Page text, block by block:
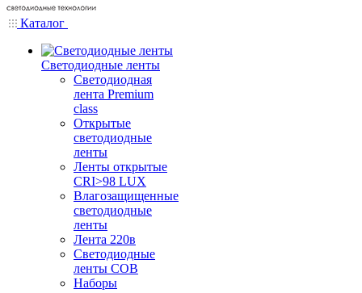
Каталог
Светодиодные ленты
Светодиодная
лента Premium
class
Открытые
светодиодные
ленты
Ленты открытые
CRI>98 LUX
Влагозащищенные
светодиодные
ленты
Лента 220в
Светодиодные
ленты COB
Наборы